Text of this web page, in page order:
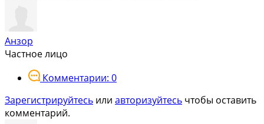
Анзор
Частное лицо
Комментарии: 0
Зарегистрируйтесь или авторизуйтесь чтобы оставить
комментарий.